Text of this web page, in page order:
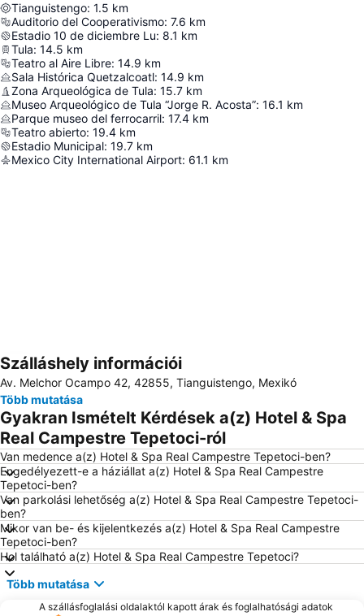
Tianguistengo: 1.5 km
Auditorio del Cooperativismo: 7.6 km
Estadio 10 de diciembre Lu: 8.1 km
Tula: 14.5 km
Teatro al Aire Libre: 14.9 km
Sala Histórica Quetzalcoatl: 14.9 km
Zona Arqueológica de Tula: 15.7 km
Museo Arqueológico de Tula “Jorge R. Acosta”: 16.1 km
Parque museo del ferrocarril: 17.4 km
Teatro abierto: 19.4 km
Estadio Municipal: 19.7 km
Mexico City International Airport: 61.1 km
Nagy méretű térkép
Szálláshely információi
Av. Melchor Ocampo 42, 42855, Tianguistengo, Mexikó
Több mutatása
Gyakran Ismételt Kérdések a(z) Hotel & Spa
Real Campestre Tepetoci-ról
Van medence a(z) Hotel & Spa Real Campestre Tepetoci-ben?
Engedélyezett-e a háziállat a(z) Hotel & Spa Real Campestre
Tepetoci-ben?
Van parkolási lehetőség a(z) Hotel & Spa Real Campestre Tepetoci-
ben?
Mikor van be- és kijelentkezés a(z) Hotel & Spa Real Campestre
Tepetoci-ben?
Hol található a(z) Hotel & Spa Real Campestre Tepetoci?
Több mutatása
A szállásfoglalási oldalaktól kapott árak és foglalhatósági adatok